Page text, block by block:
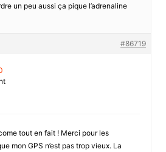
un peu aussi ça pique l’adrenaline
#86719
tout en fait ! Merci pour les
mon GPS n’est pas trop vieux. La